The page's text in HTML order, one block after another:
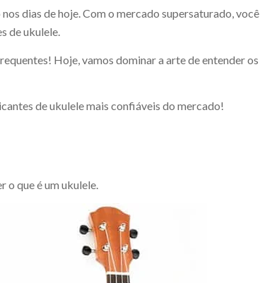
dias de hoje. Com o mercado supersaturado, você
de ukulele.
Hoje, vamos dominar a arte de entender os
de ukulele mais confiáveis do mercado!
que é um ukulele.